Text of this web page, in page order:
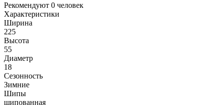
Рекомендуют 0 человек
Характеристики
Ширина
225
Высота
55
Диаметр
18
Сезонность
Зимние
Шипы
шипованная